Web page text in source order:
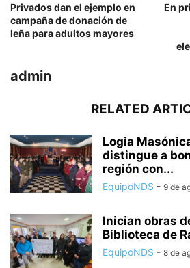
Privados dan el ejemplo en
campaña de donación de
leña para adultos mayores
En
admin
RELATED
Logia
distingue a
región con...
EquipoNDS - 9 de
Inician obras
Biblioteca de
EquipoNDS - 8 de